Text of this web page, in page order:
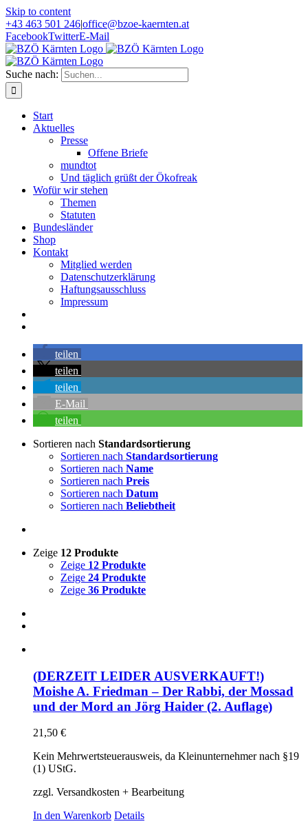
Skip to content
+43 463 501 246|office@bzoe-kaernten.at
FacebookTwitterE-Mail
Suche nach:
Start
Aktuelles
Presse
Offene Briefe
mundtot
Und täglich grüßt der Ökofreak
Wofür wir stehen
Themen
Statuten
Bundesländer
Shop
Kontakt
Mitglied werden
Datenschutzerklärung
Haftungsausschluss
Impressum
teilen
teilen
teilen
E-Mail
teilen
Sortieren nach Standardsortierung
Sortieren nach Standardsortierung
Sortieren nach Name
Sortieren nach Preis
Sortieren nach Datum
Sortieren nach Beliebtheit
Zeige 12 Produkte
Zeige 12 Produkte
Zeige 24 Produkte
Zeige 36 Produkte
(DERZEIT LEIDER AUSVERKAUFT!)
Moishe A. Friedman – Der Rabbi, der Mossad
und der Mord an Jörg Haider (2. Auflage)
21,50 €
Kein Mehrwertsteuerausweis, da Kleinunternehmer nach §19
(1) UStG.
zzgl. Versandkosten + Bearbeitung
In den Warenkorb Details